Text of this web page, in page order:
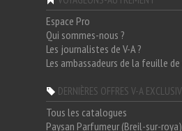
Espace Pro
Qui sommes-nous ?
Les journalistes de V-A ?
Les ambassadeurs de la feuille
DERNIÈRES OFFRES V-A
Tous les catalogues
Paysan Parfumeur (Breil-sur-roya)